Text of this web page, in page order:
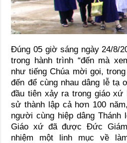
Đúng 05 giờ sáng ngày 24/8/
trong hành trình “đến mà
như tiếng Chúa mời gọi,
đến để cùng nhau dâng lễ tạ
đầu tiên xảy ra trong giáo
sử thành lập cả hơn 100
người cùng hiệp dâng Thánh
Giáo xứ đã được Đức
nhiệm một linh mục về